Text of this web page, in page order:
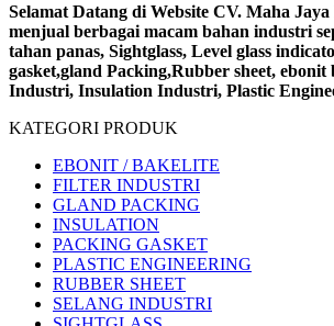
Selamat Datang di Website CV. Maha
menjual berbagai macam bahan industri
tahan panas, Sightglass, Level glass
gasket,gland Packing,Rubber sheet, ebonit
Industri, Insulation Industri, Plastic
KATEGORI PRODUK
EBONIT / BAKELITE
FILTER INDUSTRI
GLAND PACKING
INSULATION
PACKING GASKET
PLASTIC ENGINEERING
RUBBER SHEET
SELANG INDUSTRI